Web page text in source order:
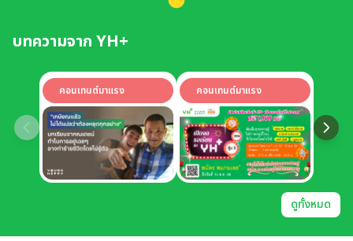
บทความจาก YH+
คอนเทนต์มาแรง คอนเทนต์มาแรง
ดูทั้งหมด